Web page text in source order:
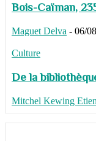
Bois-Caïman,
Maguet Delva - 06/
Culture
De la
Mitchel Kewing